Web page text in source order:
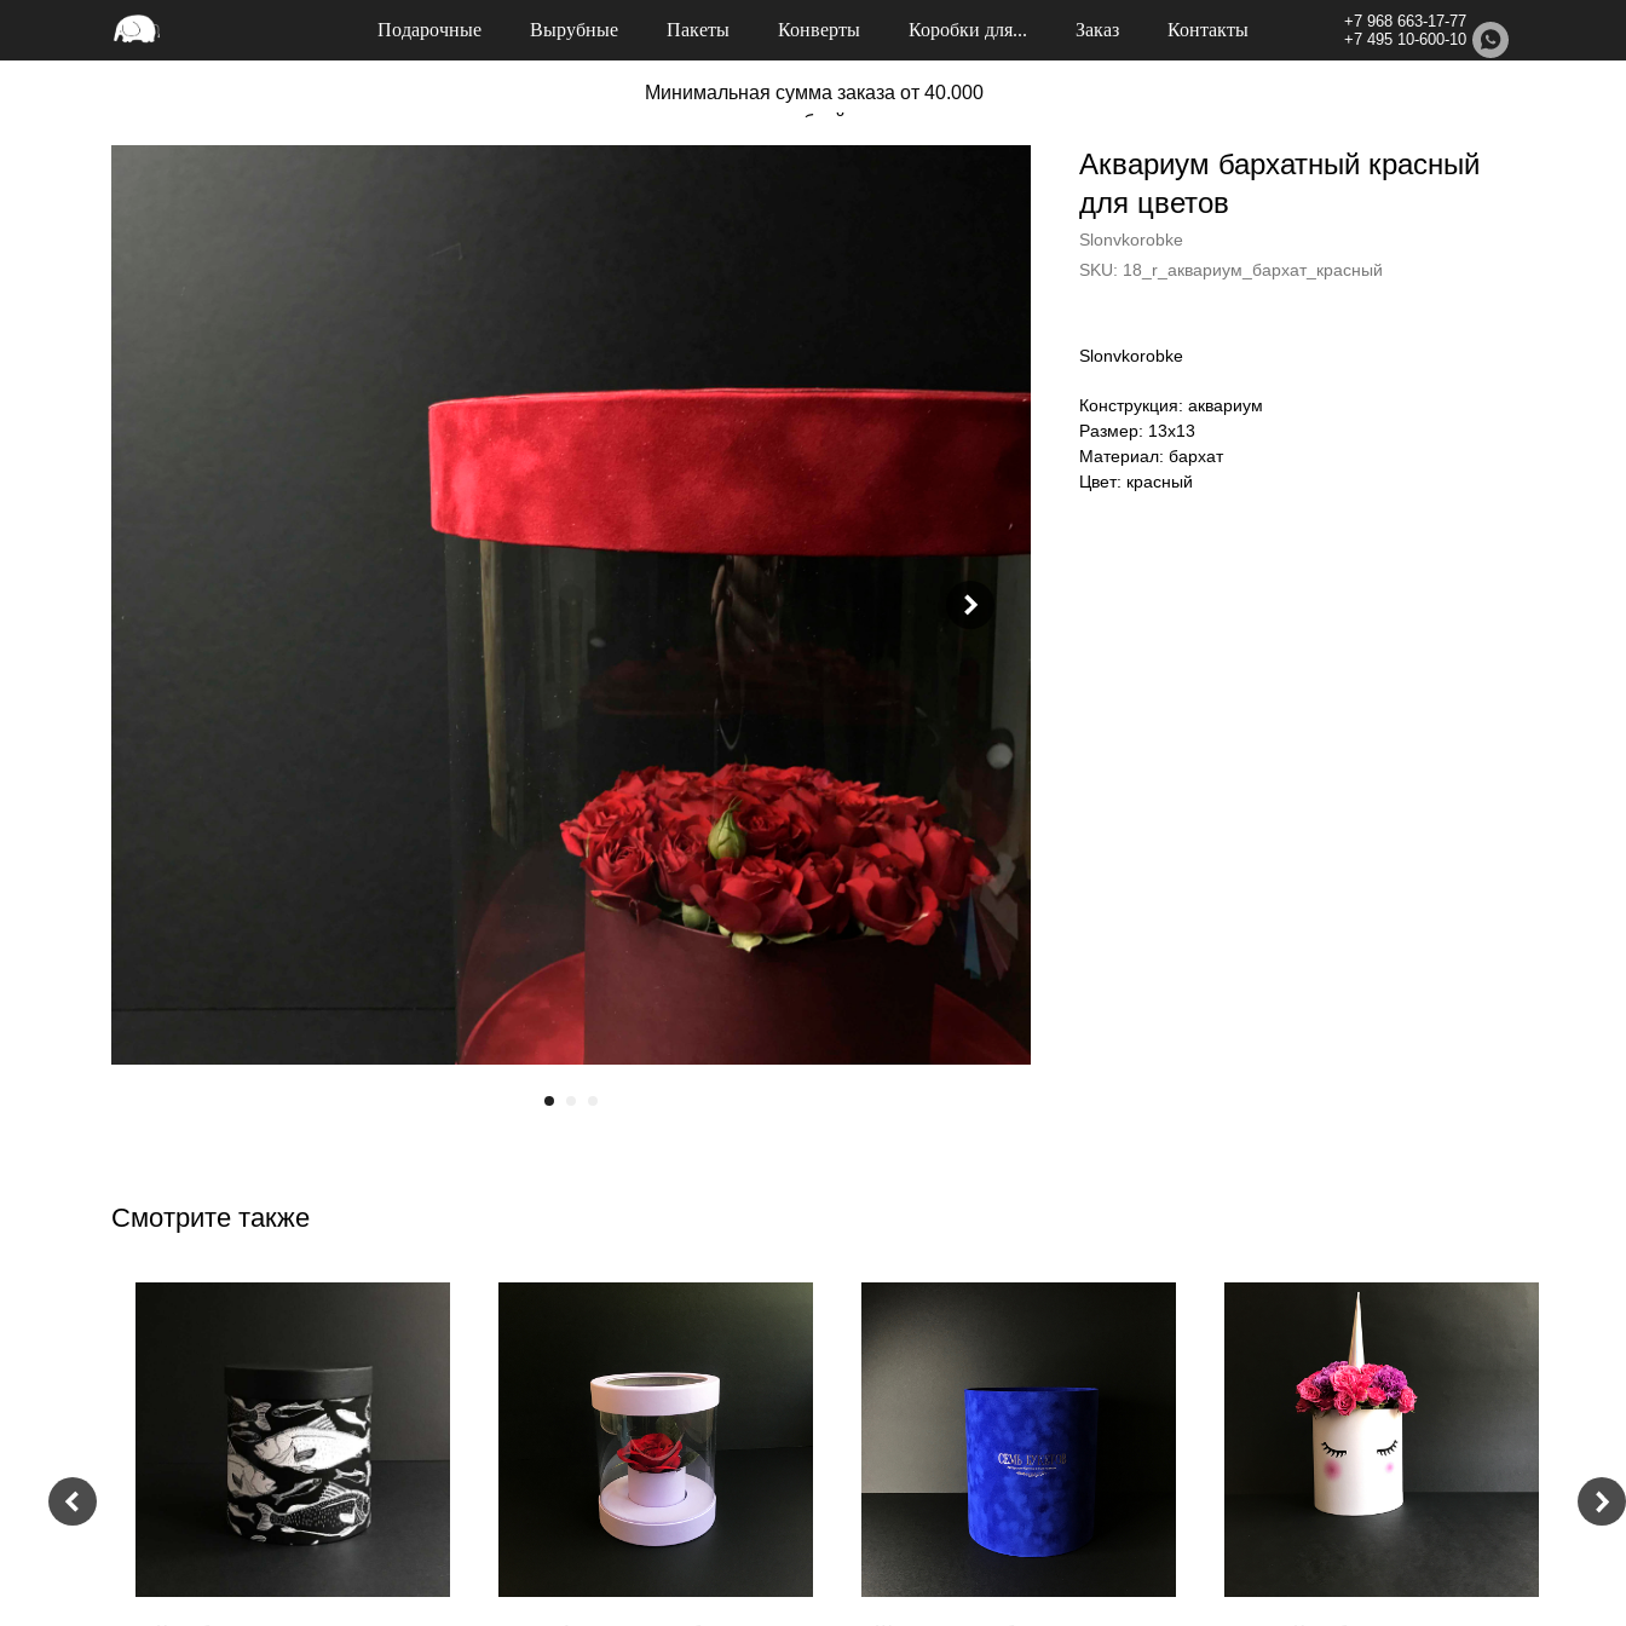
Минимальная сумма заказа от 40.000
рублей
Подарочные Вырубные Пакеты Конверты Коробки для... Заказ Контакты
+7 968 663-17-77
+7 495 10-600-10
Аквариум бархатный красный
для цветов
Slonvkorobke
SKU: 18_r_аквариум_бархат_красный
Slonvkorobke
Конструкция: аквариум
Размер: 13х13
Материал: бархат
Цвет: красный
Смотрите также